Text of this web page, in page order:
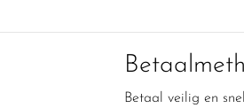
Betaal veilig en